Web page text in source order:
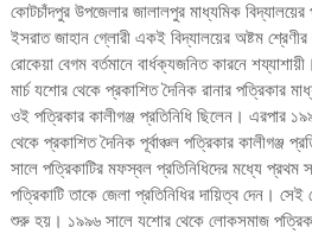
কোটচাঁদপুর উপজেলার জালালপুর মাধ্যমিক
ইসরাত জাহান গ্লোরী একই বিদ্যালয়ের অষ্টম
রোকেয়া বেগম বর্তমানে বার্ধক্যজনিত কারনে
মার্চ যশোর থেকে প্রকাশিত দৈনিক রানার পত্রিকার
ওই পত্রিকার কালীগঞ্জ প্রতিনিধি ছিলেন। এরপার
থেকে প্রকাশিত দৈনিক পূর্বাঞ্চল পত্রিকার কালীগঞ্জ
সালে পত্রিকাটির মফস্বল প্রতিনিধিদের মধ্যে
পত্রিকাটি তাকে জেলা প্রতিনিধির দায়িত্ব দেন। সেই
শুরু হয়। ১৯৯৬ সালে যশোর থেকে লোকসমাজ পত্রিকা